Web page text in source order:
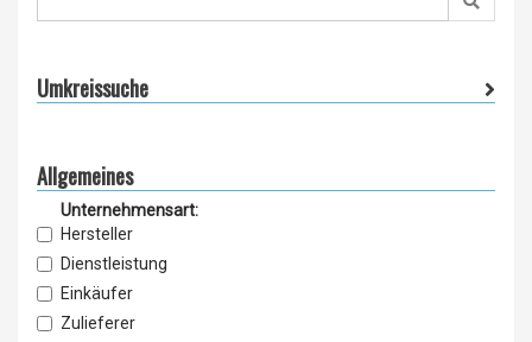
Umkreissuche
Allgemeines
Unternehmensart:
Hersteller
Dienstleistung
Einkäufer
Zulieferer